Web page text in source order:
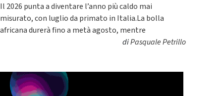
Il 2026 punta a diventare l’anno più caldo mai
misurato, con luglio da primato in Italia.La bolla
africana durerà fino a metà agosto, mentre
diPasquale Petrillo